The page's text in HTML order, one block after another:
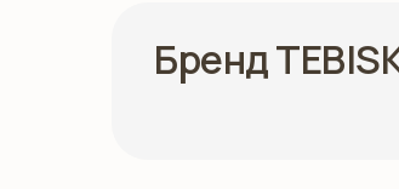
Бренд